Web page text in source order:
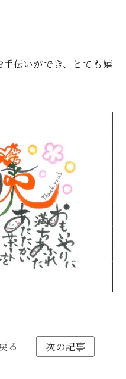
伝いができ、とても嬉
る 次の記事